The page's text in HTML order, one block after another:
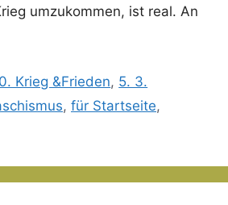
umzukommen, ist real. An
Krieg &Frieden, 5. 3.
, für Startseite,